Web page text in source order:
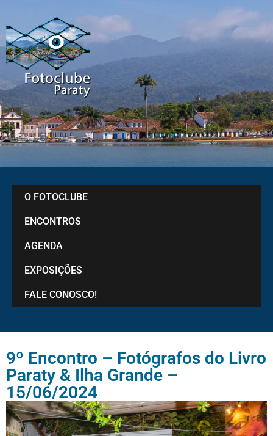
O FOTOCLUBE
ENCONTROS
AGENDA
EXPOSIÇÕES
FALE CONOSCO!
9º Encontro – Fotógrafos do Livro
Paraty & Ilha Grande –
15/06/2024